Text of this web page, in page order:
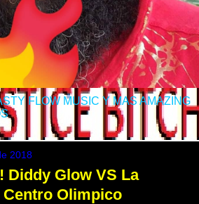
FLOW MUSIC Y MAS AMAZING
2018
Diddy Glow VS La
Olimpico